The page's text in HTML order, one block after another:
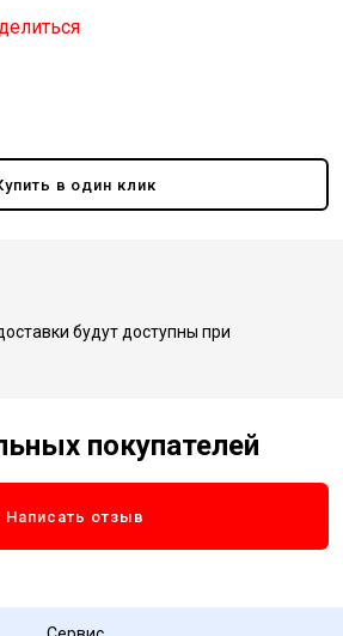
в один клик
будут доступны при
покупателей
Написать отзыв